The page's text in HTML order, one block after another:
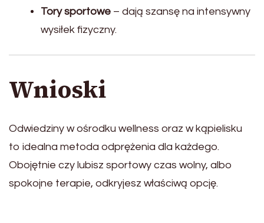
Tory sportowe – dają szansę na intensywny
wysiłek fizyczny.
Wnioski
Odwiedziny w ośrodku wellness oraz w kąpielisku
to idealna metoda odprężenia dla każdego.
Obojętnie czy lubisz sportowy czas wolny, albo
spokojne terapie, odkryjesz właściwą opcję.